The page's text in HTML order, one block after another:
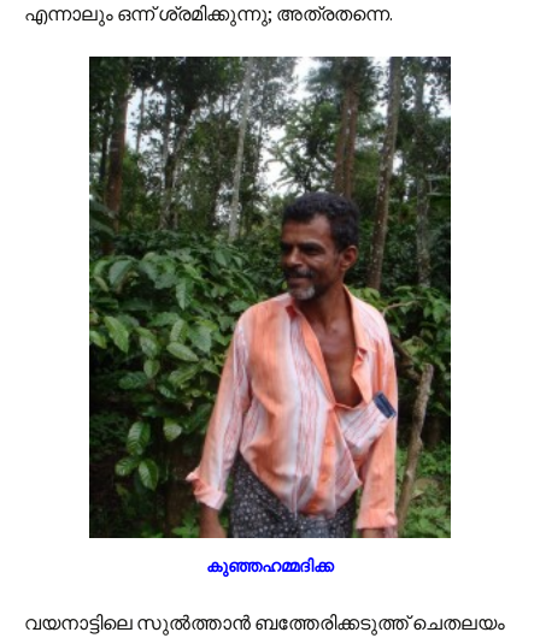
എന്നാലും ഒന്ന് ശ്രമിക്കുന്നു; അത്രതന്നെ.
കുഞ്ഞഹമ്മദിക്ക
വയനാട്ടിലെ സുല്‍ത്താന്‍ ബത്തേരിക്കടുത്ത് ചെതലയം